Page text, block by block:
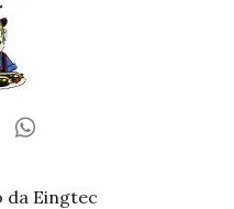
da Eingtec